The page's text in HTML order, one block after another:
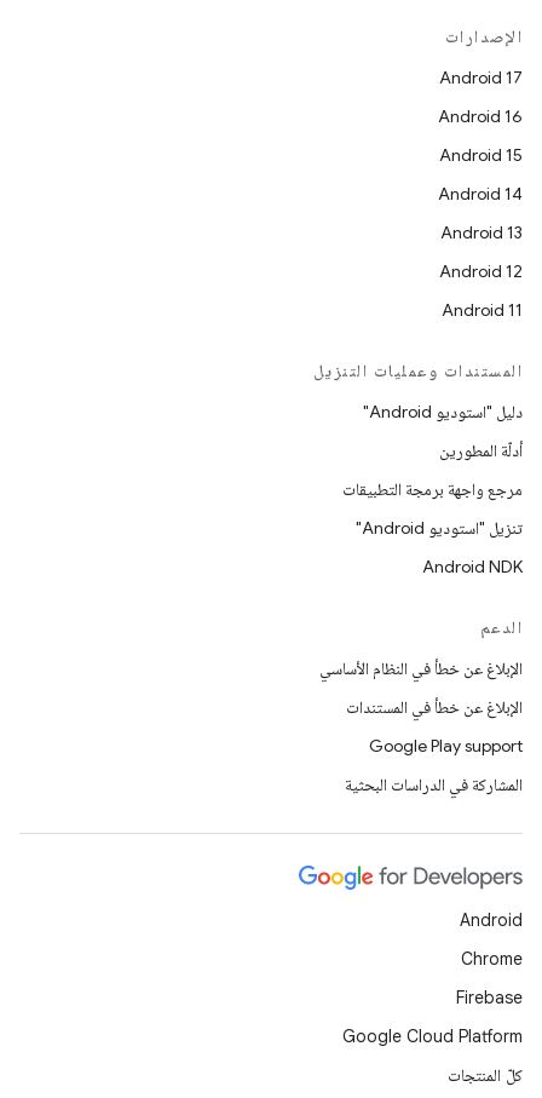
الإصدارات
Android 17
Android 16
Android 15
Android 14
Android 13
Android 12
Android 11
المستندات وعمليات التنزيل
دليل "استوديو Android"
أدلّة المطورين
مرجع واجهة برمجة التطبيقات
تنزيل "استوديو Android"
Android NDK
الدعم
الإبلاغ عن خطأ في النظام الأساسي
الإبلاغ عن خطأ في المستندات
Google Play support
المشاركة في الدراسات البحثية
Android
Chrome
Firebase
Google Cloud Platform
كلّ المنتجات